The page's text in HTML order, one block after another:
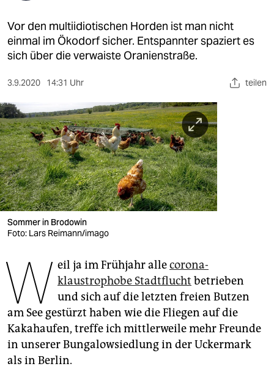
berlin
verlag
verlag
veranstaltungen
shop
fragen & hilfe
abo
genossenschaft
epaper login
Vor den multiidiotischen Horden ist man nicht
einmal im Ökodorf sicher. Entspannter spaziert es
sich über die verwaiste Oranienstraße.
3.9.2020 14:31 Uhr teilen
Sommer in Brodowin
Foto: Lars Reimann/imago
W eil ja im Frühjahr allecorona-
klaustrophobe Stadtflucht betrieben
und sich auf die letzten freien Butzen
am See gestürzt haben wie die Fliegen auf die
Kakahaufen, treffe ich mittlerweile mehr Freunde
in unserer Bungalowsiedlung in der Uckermark
als in Berlin.